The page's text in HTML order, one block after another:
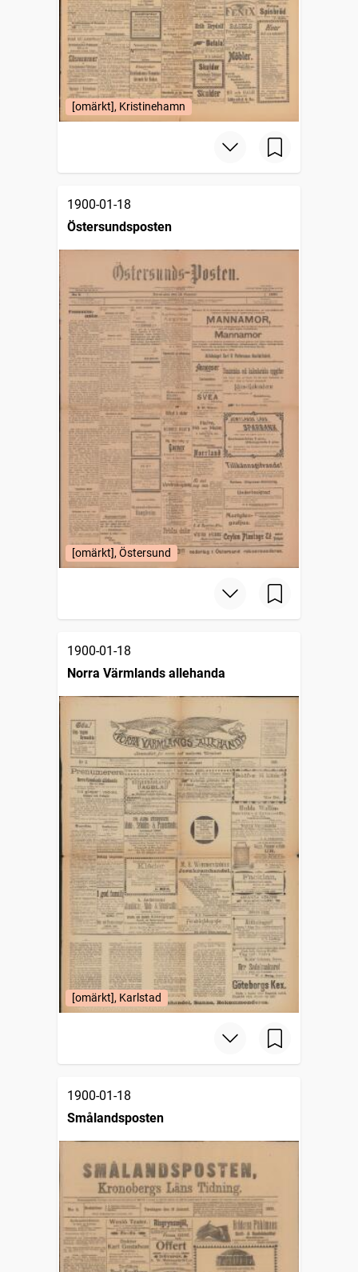
[omärkt], Kristinehamn
1900-01-18
Östersundsposten
[omärkt], Östersund
1900-01-18
Norra Värmlands allehanda
[omärkt], Karlstad
1900-01-18
Smålandsposten